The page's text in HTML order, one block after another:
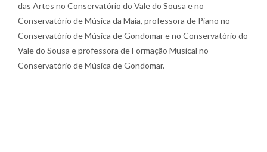
das Artes no Conservatório do Vale do Sousa e no
Conservatório de Música da Maia, professora de Piano no
Conservatório de Música de Gondomar e no Conservatório do
Vale do Sousa e professora de Formação Musical no
Conservatório de Música de Gondomar.